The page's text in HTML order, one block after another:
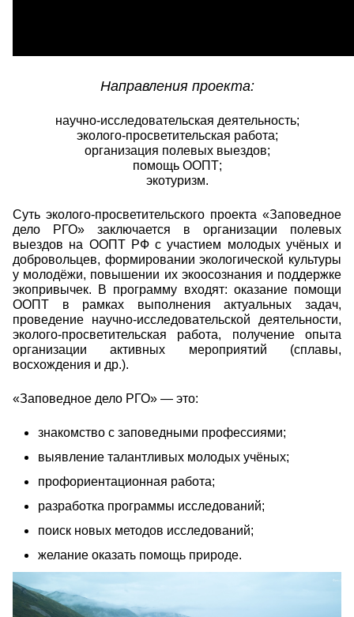
Направления проекта:
научно-исследовательская деятельность;
эколого-просветительская работа;
организация полевых выездов;
помощь ООПТ;
экотуризм.
Суть эколого-просветительского проекта «Заповедное
дело РГО» заключается в организации полевых
выездов на ООПТ РФ с участием молодых учёных и
добровольцев, формировании экологической культуры
у молодёжи, повышении их экоосознания и поддержке
экопривычек. В программу входят: оказание помощи
ООПТ в рамках выполнения актуальных задач,
проведение научно-исследовательской деятельности,
эколого-просветительская работа, получение опыта
организации активных мероприятий (сплавы,
восхождения и др.).
«Заповедное дело РГО» — это:
знакомство с заповедными профессиями;
выявление талантливых молодых учёных;
профориентационная работа;
разработка программы исследований;
поиск новых методов исследований;
желание оказать помощь природе.
26565.jpg